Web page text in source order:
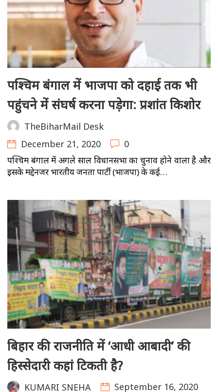
पश्चिम बंगाल में भाजपा को दहाई तक भी
पहुंचने में संघर्ष करना पड़ेगा: प्रशांत किशोर
TheBiharMail Desk
December 21, 2020
0
पश्चिम बंगाल में अगले साल विधानसभा का चुनाव होने वाला है और
इसके मद्देनजर भारतीय जनता पार्टी (भाजपा) के कई…
बिहार की राजनीति में ‘आधी आबादी’ की
हिस्सेदारी कहां टिकती है?
KUMARI SNEHA
September 16, 2020